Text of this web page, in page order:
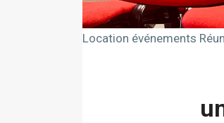
Location événements